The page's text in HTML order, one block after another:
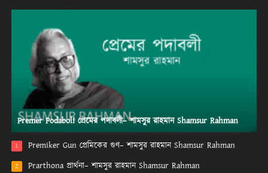
Premer Podaboli প্রেমের পদাবলী– শামসুর রাহমান Shamsur Rahman
1 Premiker Gun প্রেমিকের গুণ– শামসুর রাহমান Shamsur Rahman
2 Prarthona প্রার্থনা– শামসুর রাহমান Shamsur Rahman